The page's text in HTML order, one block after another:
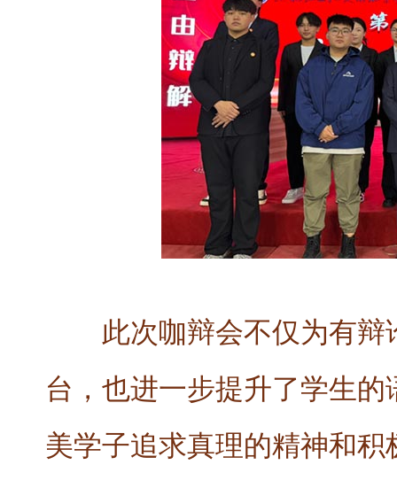
此次咖辩会不仅为有
台，也进一步提升了学生
美学子追求真理的精神和积